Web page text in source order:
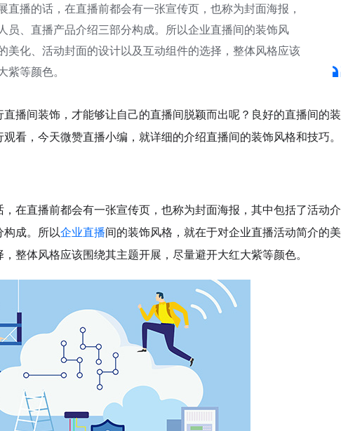
直播的话，在直播前都会有一张宣传页，也称为封面海报，
员、直播产品介绍三部分构成。所以企业直播间的装饰风
美化、活动封面的设计以及互动组件的选择，整体风格应该
等颜色。
间装饰，才能够让自己的直播间脱颖而出呢？良好的直播间的装
看，今天微赞直播小编，就详细的介绍直播间的装饰风格和技巧。
直播前都会有一张宣传页，也称为封面海报，其中包括了活动介
构成。所以企业直播间的装饰风格，就在于对企业直播活动简介的美
整体风格应该围绕其主题开展，尽量避开大红大紫等颜色。